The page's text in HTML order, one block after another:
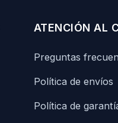
ATENCIÓN AL
Preguntas
Política de envíos
Política de